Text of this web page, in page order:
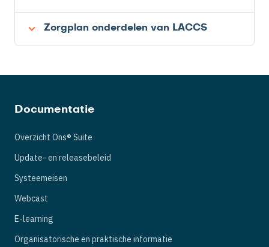
Zorgplan onderdelen van LACCS
Documentatie
Overzicht Ons® Suite
Update- en releasebeleid
Systeemeisen
Webcast
E-learning
Organisatorische en praktische informatie